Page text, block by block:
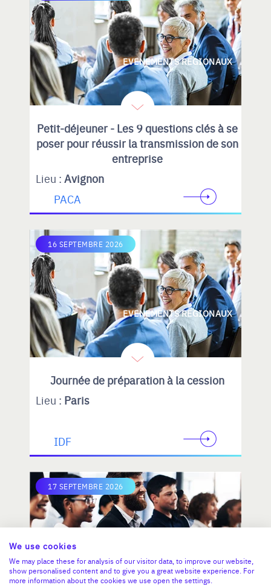
EVENEMENTS REGIONAUX
Petit-déjeuner - Les 9 questions clés à se
poser pour réussir la transmission de son
entreprise
Lieu : Avignon
PACA
16 SEPTEMBRE 2026
EVENEMENTS REGIONAUX
Journée de préparation à la cession
Lieu : Paris
IDF
17 SEPTEMBRE 2026
REUNIONS INFORMATIONS
We use cookies
We may place these for analysis of our visitor data, to improve our website,
show personalised content and to give you a great website experience. For
more information about the cookies we use open the settings.